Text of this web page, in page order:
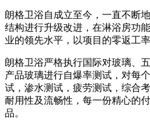
朗格卫浴自成立至今，一直不断
结构进行升级改进，在淋浴房功
业的领先水平，以项目的零返工
朗格卫浴严格执行国际对玻璃、
产品玻璃进行自爆率测试，对每
试，渗水测试，疲劳测试，综合
耐用性及流畅性，每一份精心的
品。